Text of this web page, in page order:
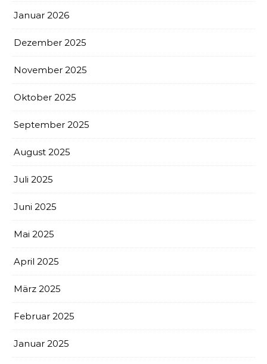
Januar 2026
Dezember 2025
November 2025
Oktober 2025
September 2025
August 2025
Juli 2025
Juni 2025
Mai 2025
April 2025
März 2025
Februar 2025
Januar 2025